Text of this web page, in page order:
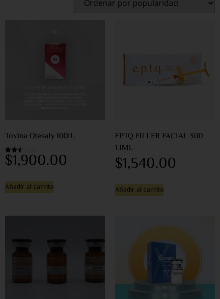
Toxina Otesaly 100IU
Valorado
en
$1,900.00
Añadir al carrito
EPTQ FILLER FACIAL 300
1.1ML
$1,540.00
Añadir al carrito